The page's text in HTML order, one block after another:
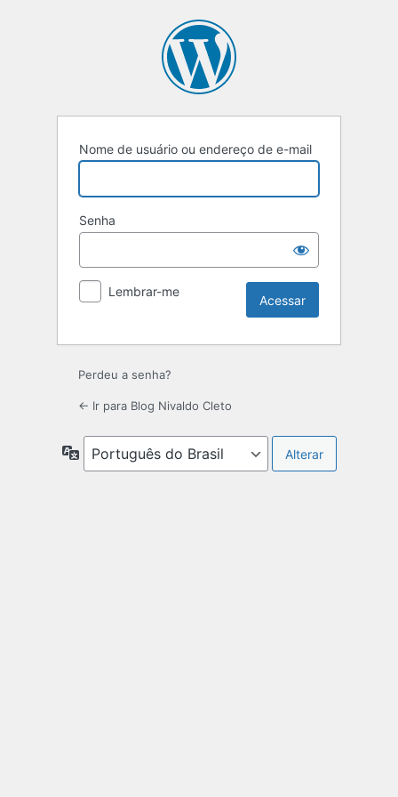
Nome de usuário ou endereço de e-mail
Senha
Lembrar-me
Perdeu a senha?
← Ir para Blog Nivaldo Cleto
Idioma